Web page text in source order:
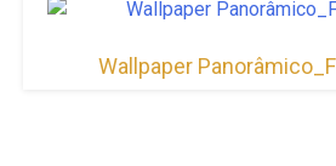
Wallpaper